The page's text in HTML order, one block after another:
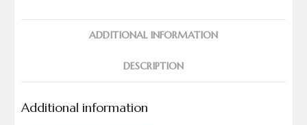
ADDITIONAL INFORMATION
DESCRIPTION
Additional information